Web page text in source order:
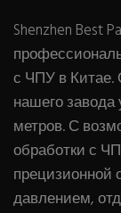
Shenzhen Best
с ЧПУ в Китае.
нашего
метров. С
обработки с
прецизионной
давлением,